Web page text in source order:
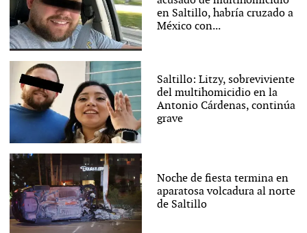
en Saltillo, habría cruzado a
México con...
Saltillo: Litzy, sobreviviente
del multihomicidio en la
Antonio Cárdenas, continúa
grave
Noche de fiesta termina en
aparatosa volcadura al norte
de Saltillo